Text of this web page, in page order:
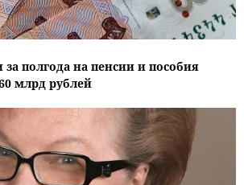
за полгода на пенсии и пособия
млрд рублей